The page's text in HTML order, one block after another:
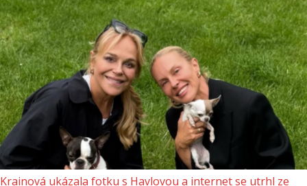
Krainová ukázala fotku s Havlovou a internet se utrhl ze